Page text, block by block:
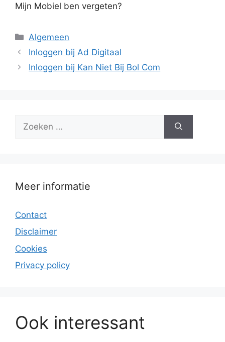
Mijn Mobiel ben vergeten?
Categorieën
Algemeen
Inloggen bij Ad Digitaal
Inloggen bij Kan Niet Bij Bol Com
naar:
Meer informatie
Contact
Disclaimer
Cookies
Privacy policy
Ook interessant